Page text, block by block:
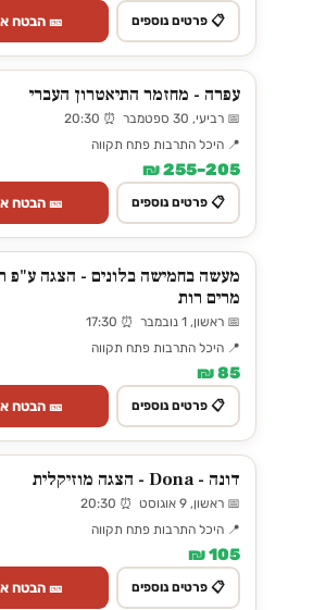
📋 פרטים נוספים 🎫 הבטח
עפרה - מחזמר התיאטרון העברי
📅 רביעי, 30 ספטמבר ⏰ 20:30
📍 היכל התרבות פתח תקווה
205–255 ₪
📋 פרטים נוספים 🎫 הבטח
מעשה בחמישה בלונים - הצגה ע"פ
מרים רות
📅 ראשון, 1 נובמבר ⏰ 17:30
📍 היכל התרבות פתח תקווה
85 ₪
📋 פרטים נוספים 🎫 הבטח
דונה - Dona - הצגה מוזיקלית
📅 ראשון, 9 אוגוסט ⏰ 20:30
📍 היכל התרבות פתח תקווה
105 ₪
📋 פרטים נוספים 🎫 הבטח